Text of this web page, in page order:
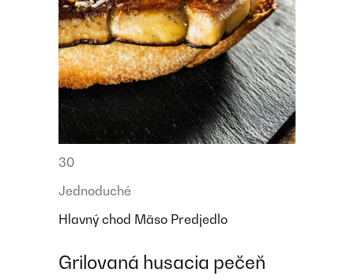
30
Jednoduché
Hlavný chod Mäso Predjedlo
Grilovaná husacia pečeň